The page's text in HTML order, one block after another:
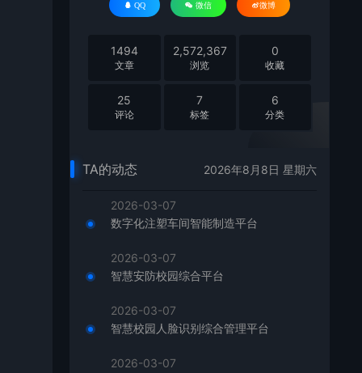
QQ 微信 微博
1494
文章
2,572,367
浏览
0
收藏
25
评论
7
标签
6
分类
TA的动态 2026年8月8日 星期六
2026-03-07
数字化注塑车间智能制造平台
2026-03-07
智慧安防校园综合平台
2026-03-07
智慧校园人脸识别综合管理平台
2026-03-07